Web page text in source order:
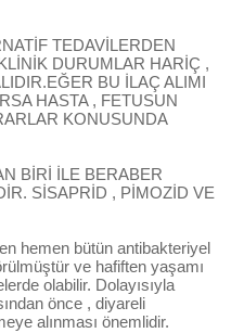
TEDAVİLERDEN
DURUMLAR HARİÇ ,
BU İLAÇ ALIMI
HASTA , FETUSUN
KONUSUNDA
BİRİ İLE BERABER
SİSAPRİD , PİMOZİD VE
hemen bütün antibakteriyel
ve hafiften yaşamı
olabilir. Dolayısıyla
önce , diyareli
alınması önemlidir.